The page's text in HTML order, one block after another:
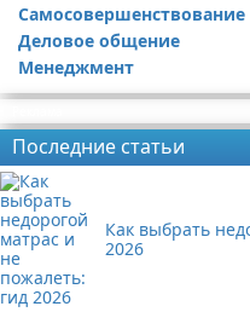
Самосовершенствование
Деловое общение
Менеджмент
Последние статьи
Как выбрать
2026